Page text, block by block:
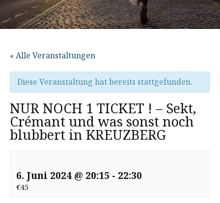
« Alle Veranstaltungen
Diese Veranstaltung hat bereits stattgefunden.
NUR NOCH 1 TICKET ! – Sekt,
Crémant und was sonst noch
blubbert in KREUZBERG
6. Juni 2024 @ 20:15 - 22:30
€45